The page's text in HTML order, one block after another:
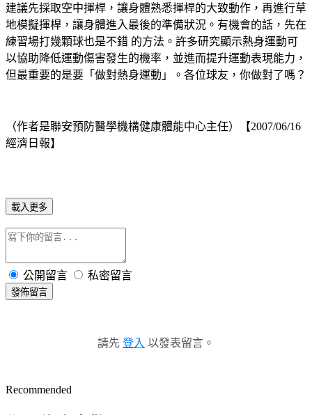
建議先採取空中揮桿，讓身體熟悉揮桿的大致動作，再進行草
地模擬揮桿，讓身體進入最後的準備狀況。有機會的話，先在
練習場打幾顆球也是不錯 的方法。許多研究顯示熱身運動可
以協助降低運動傷害發生的機率，並進而提升運動表現能力，
但最重要的是要「做對熱身運動」。各位球友，你做對了嗎？
（作者是聯安預防醫學機構健康體能中心主任）【2007/06/16
經濟日報】
載入更多
公開留言 私密留言
發佈留言
請先 登入 以發表留言。
Recommended